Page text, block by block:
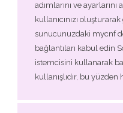
adımlarını ve
kullanıcınızı
sunucunuzdaki mycnf
bağlantıları kabul edin
istemcisini kullanarak
kullanışlıdır, bu